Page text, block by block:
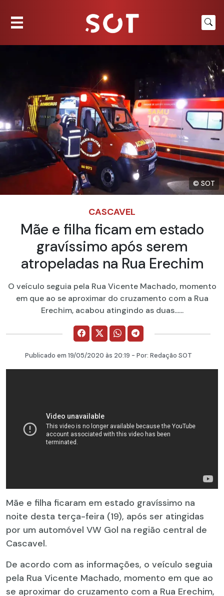
© SOT
CASCAVEL
Mãe e filha ficam em estado
gravíssimo após serem
atropeladas na Rua Erechim
O veículo seguia pela Rua Vicente Machado, momento
em que ao se aproximar do cruzamento com a Rua
Erechim, acabou atingindo as duas......
Publicado em 19/05/2020 às 20:19 - Por: Redação SOT
Mãe e filha ficaram em estado gravíssimo na
noite desta terça-feira (19), após ser atingidas
por um automóvel VW Gol na região central de
Cascavel.
De acordo com as informações, o veículo seguia
pela Rua Vicente Machado, momento em que ao
se aproximar do cruzamento com a Rua Erechim,